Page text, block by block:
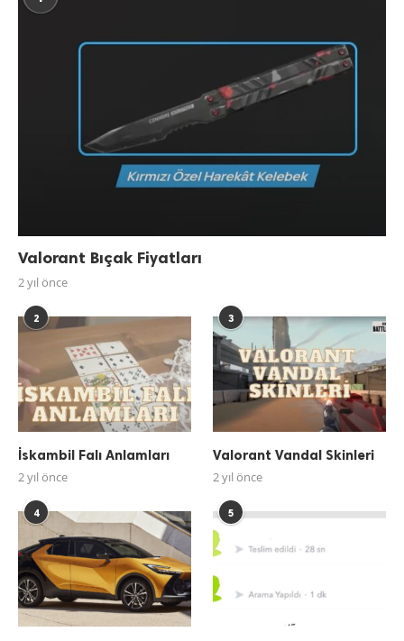
Valorant Bıçak Fiyatları
2 yıl önce
2
İskambil Falı Anlamları
2 yıl önce
3
Valorant Vandal Skinleri
2 yıl önce
4 5